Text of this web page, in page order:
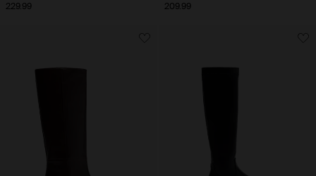
229.99
209.99